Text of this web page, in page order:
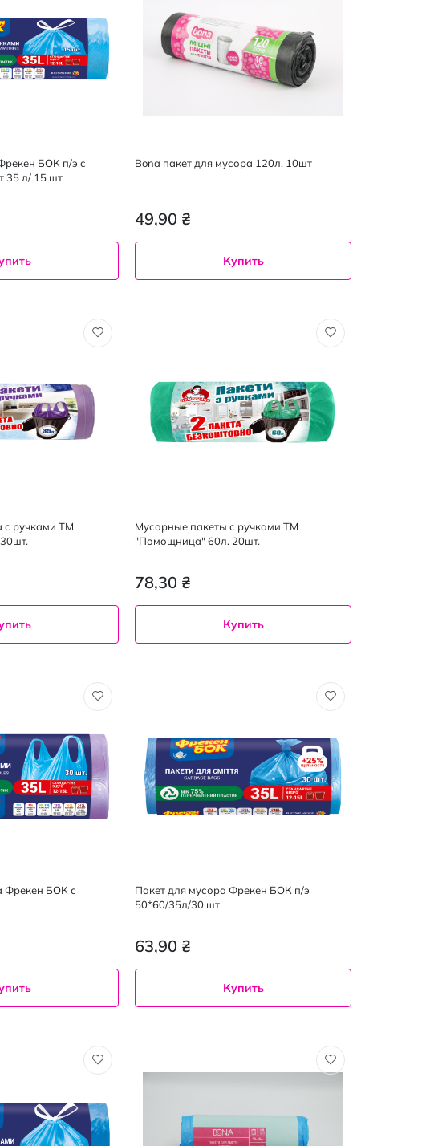
БОК п/э с
35 л/ 15 шт
Bona пакет для мусора 120л, 10шт
49,90 ₴
Купить
с ручками ТМ
Мусорные пакеты с ручками ТМ
"Помощница" 60л. 20шт.
78,30 ₴
Купить
Фрекен БОК с
Пакет для мусора Фрекен БОК п/э
50*60/35л/30 шт
63,90 ₴
Купить